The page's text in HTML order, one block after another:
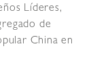
Líderes,
de
China en